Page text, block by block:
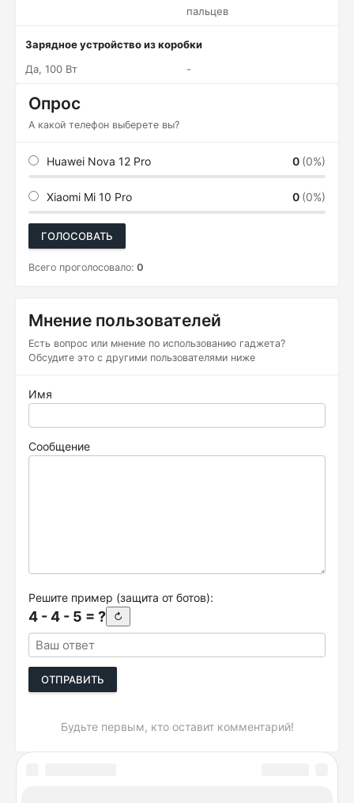
пальцев
Зарядное устройство из коробки
Да, 100 Вт
-
Опрос
А какой телефон выберете вы?
Huawei Nova 12 Pro 0 (0%)
Xiaomi Mi 10 Pro 0 (0%)
ГОЛОСОВАТЬ
Всего проголосовало: 0
Мнение пользователей
Есть вопрос или мнение по использованию гаджета?
Обсудите это с другими пользователями ниже
Имя
Сообщение
Решите пример (защита от ботов):
4 - 4 - 5 = ? ↻
ОТПРАВИТЬ
Будьте первым, кто оставит комментарий!